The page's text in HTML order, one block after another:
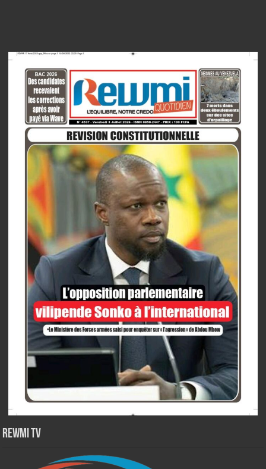
Rewmi TV